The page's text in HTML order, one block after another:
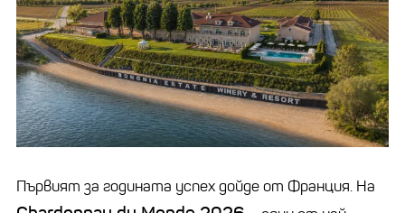
Първият за годината успех дойде от Франция. На